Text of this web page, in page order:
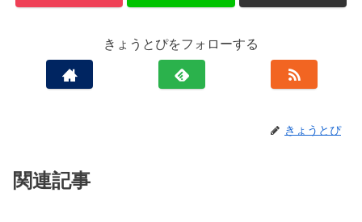
きょうとぴをフォローする
きょうとぴ
関連記事